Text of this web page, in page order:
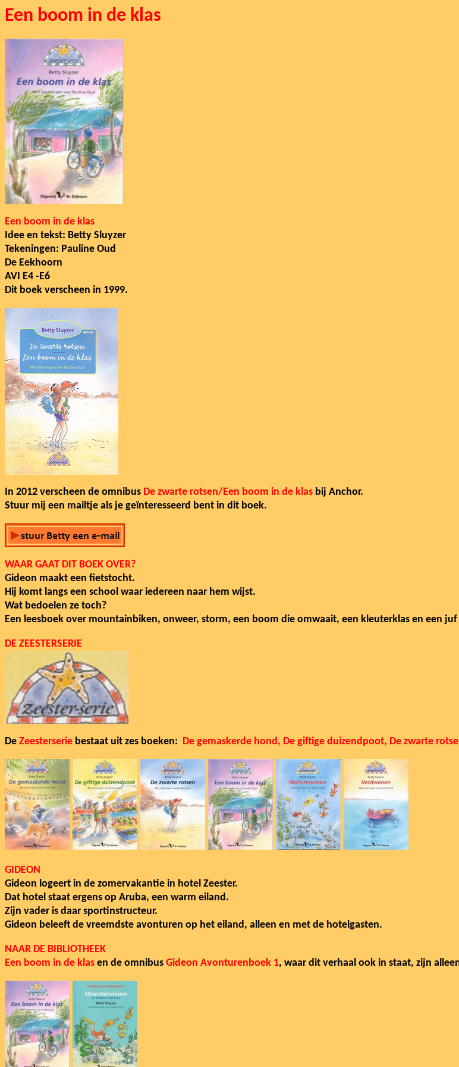
Een boom in de klas
Een boom in de klas
Idee en tekst: Betty Sluyzer
Tekeningen: Pauline Oud
De Eekhoorn
AVI E4 -E6
Dit boek verscheen in 1999.
In 2012 verscheen de omnibus De zwarte rotsen/Een boom in de klas bij Anchor.
Stuur mij een mailtje als je geïnteresseerd bent in dit boek.
WAAR GAAT DIT BOEK OVER?
Gideon maakt een fietstocht.
Hij komt langs een school waar iedereen naar hem wijst.
Wat bedoelen ze toch?
Een leesboek over mountainbiken, onweer, storm, een boom die omwaait, een kleuterklas en een
DE ZEESTERSERIE
De Zeesterserie bestaat uit zes boeken: De gemaskerde hond, De giftige duizendpoot, De zwarte
GIDEON
Gideon logeert in de zomervakantie in hotel Zeester.
Dat hotel staat ergens op Aruba, een warm eiland.
Zijn vader is daar sportinstructeur.
Gideon beleeft de vreemdste avonturen op het eiland, alleen en met de hotelgasten.
NAAR DE BIBLIOTHEEK
Een boom in de klas en de omnibus Gideon Avonturenboek 1, waar dit verhaal ook in staat, zijn